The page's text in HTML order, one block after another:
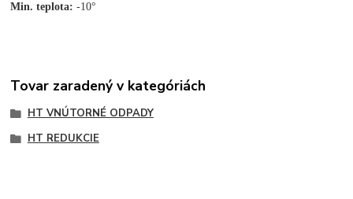
Min. teplota: -10°
Tovar zaradený v kategóriách
HT VNÚTORNÉ ODPADY
HT REDUKCIE